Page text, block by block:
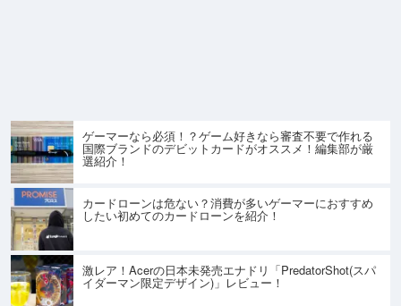
ゲーマーなら必須！？ゲーム好きなら審査不要で作れる
国際ブランドのデビットカードがオススメ！編集部が厳
選紹介！
カードローンは危ない？消費が多いゲーマーにおすすめ
したい初めてのカードローンを紹介！
激レア！Acerの日本未発売エナドリ「PredatorShot(スパ
イダーマン限定デザイン)」レビュー！